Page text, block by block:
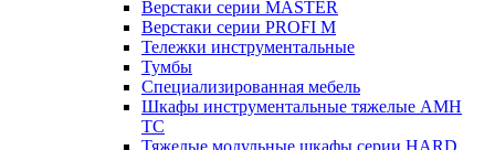
Верстаки серии MASTER
Верстаки серии PROFI M
Тележки инструментальные
Тумбы
Cпециализированная мебель
Шкафы инструментальные тяжелые AMH
TC
Тяжелые модульные шкафы серии HARD